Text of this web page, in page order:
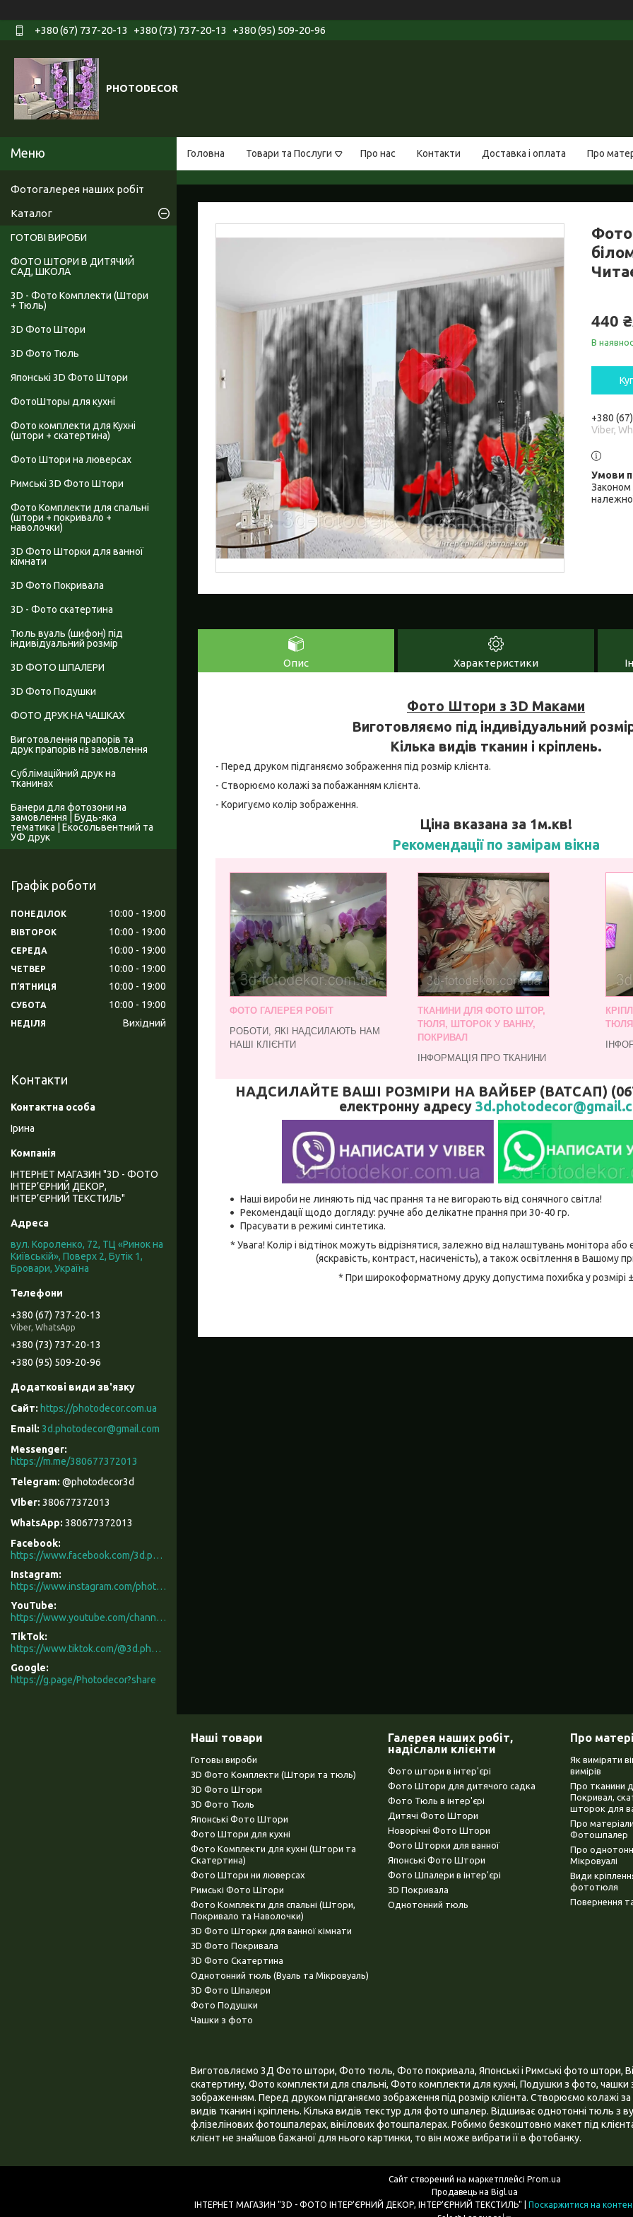
+380 (67) 737-20-13 +380 (73) 737-20-13 +380 (95) 509-20-96
PHOTODECOR
Головна Товари та Послуги Про нас Контакти Доставка і оплата Про
440
В
+380
Viber,
Законом
Опис Характеристики
Фото Штори з 3D Маками
Виготовляємо під індивідуальний
Кілька видів тканин і кріплень.
- Перед друком підганяємо зображення під розмір клієнта.
- Створюємо колажі за побажанням клієнта.
- Коригуємо колір зображення.
Ціна вказана за 1м.кв!
Рекомендації по замірам вікна
ФОТО ГАЛЕРЕЯ РОБІТ
РОБОТИ, ЯКІ НАДСИЛАЮТЬ НАМ
НАШІ КЛІЄНТИ
ТКАНИНИ ДЛЯ ФОТО ШТОР,
ТЮЛЯ, ШТОРОК У ВАННУ,
ПОКРИВАЛ
ІНФОРМАЦІЯ ПРО ТКАНИНИ
НАДСИЛАЙТЕ ВАШІ РОЗМІРИ НА ВАЙБЕР (ВАТСАП)
електронну адресу
Наші вироби не линяють під час прання та не вигорають від сонячного світла!
Рекомендації щодо догляду: ручне або делікатне прання при 30-40 гр.
Прасувати в режимі синтетика.
* Увага! Колір і відтінок можуть відрізнятися, залежно від налаштувань монітора
(яскравість, контраст, насиченість), а також освітлення в Вашому
* При широкоформатному друку допустима похибка у розмірі
Фотогалерея наших робіт
Каталог
ГОТОВІ ВИРОБИ
ФОТО ШТОРИ В ДИТЯЧИЙ
САД, ШКОЛА
3D - Фото Комплекти (Штори
+ Тюль)
3D Фото Штори
3D Фото Тюль
Японські 3D Фото Штори
ФотоШторы для кухні
Фото комплекти для Кухні
(штори + скатертина)
Фото Штори на люверсах
Римські 3D Фото Штори
Фото Комплекти для спальні
(штори + покривало +
наволочки)
3D Фото Шторки для ванної
кімнати
3D Фото Покривала
3D - Фото скатертина
Тюль вуаль (шифон) під
індивідуальний розмір
3D ФОТО ШПАЛЕРИ
3D Фото Подушки
ФОТО ДРУК НА ЧАШКАХ
Виготовлення прапорів та
друк прапорів на замовлення
Сублімаційний друк на
тканинах
Банери для фотозони на
замовлення | Будь-яка
тематика | Екосольвентний та
УФ друк
Графік роботи
ПОНЕДІЛОК 10:00 19:00
ВІВТОРОК 10:00 19:00
СЕРЕДА 10:00 19:00
ЧЕТВЕР 10:00 19:00
ПʼЯТНИЦЯ 10:00 19:00
СУБОТА 10:00 19:00
НЕДІЛЯ Вихідний
Контакти
Ірина
ІНТЕРНЕТ МАГАЗИН "3D - ФОТО
ІНТЕР’ЄРНИЙ ДЕКОР,
ІНТЕР’ЄРНИЙ ТЕКСТИЛЬ"
вул. Короленко, 72, ТЦ «Ринок на
Київській», Поверх 2, Бутік 1,
Бровари, Україна
+380 (67) 737-20-13
Viber, WhatsApp
+380 (73) 737-20-13
+380 (95) 509-20-96
https://photodecor.com.ua
3d.photodecor@gmail.com
https://m.me/380677372013
@photodecor3d
380677372013
380677372013
Facebook
https://www.facebook.com/3d.photodecor/
Instagram
https://www.instagram.com/photodecor.com.ua/
YouTube
https://www.youtube.com/channel/UCXCUerfqRY1Pw7-IptdbqyA/videos
TikTok
https://www.tiktok.com/@3d.photodecor?is_from_webapp=1&sender_device=pc
Google
https://g.page/Photodecor?share
Наші товари
Готовы вироби
3D Фото Комплекти (Штори та тюль)
3D Фото Штори
3D Фото Тюль
Японські Фото Штори
Фото Штори для кухні
Фото Комплекти для кухні (Штори та
Скатертина)
Фото Штори ни люверсах
Римські Фото Штори
Фото Комплекти для спальні (Штори,
Покривало та Наволочки)
3D Фото Шторки для ванної кімнати
3D Фото Покривала
3D Фото Скатертина
Однотонний тюль (Вуаль та Мікровуаль)
3D Фото Шпалери
Фото Подушки
Чашки з фото
Галерея наших робіт,
надіслали клієнти
Фото штори в інтер'єрі
Фото Штори для дитячого садка
Фото Тюль в інтер'єрі
Дитячі Фото Штори
Новорічні Фото Штори
Фото Шторки для ванної
Японські Фото Штори
Фото Шпалери в інтер'єрі
3D Покривала
Однотонний тюль
Про
Як виміряти
вимірів
Про тканини
Покривал,
шторок для
Про
Фотошпалер
Про
Мікровуалі
Види
фототюля
Повернення
Виготовляємо 3Д Фото штори, Фото тюль, Фото покривала, Японські і Римські фото штори,
скатертину, Фото комплекти для спальні, Фото комплекти для кухні, Подушки з фото, чашки
зображенням. Перед друком підганяємо зображення під розмір клієнта. Створюємо колажі
видів тканин і кріплень. Кілька видів текстур для фото шпалер. Відшиває однотонні тюль з
флізелінових фотошпалерах, вінілових фотошпалерах. Робимо безкоштовно макет під
клієнт не знайшов бажаної для нього картинки, то він може вибрати її в фотобанку.
Сайт створений на маркетплейсі Prom.ua
Продавець на Bigl.ua
Поскаржитися на